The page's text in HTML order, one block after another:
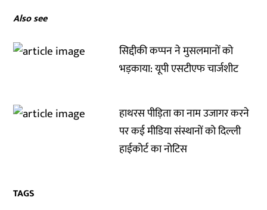
Also see
सिद्दीकी कप्पन ने मुसलमानों को
भड़काया: यूपी एसटीएफ चार्जशीट
हाथरस पीड़िता का नाम उजागर करने
पर कई मीडिया संस्थानों को दिल्ली
हाईकोर्ट का नोटिस
TAGS